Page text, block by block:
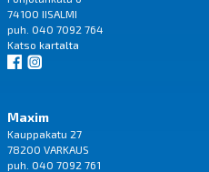
74100 IISALMI
puh. 040 7092 764
Katso kartalta
Maxim
Kauppakatu 27
78200 VARKAUS
puh. 040 7092 761